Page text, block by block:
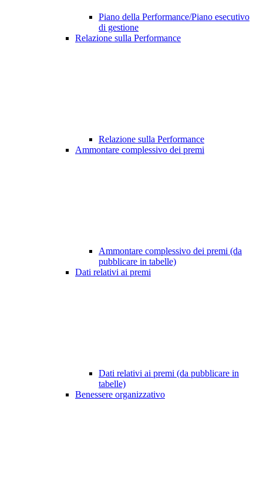
Piano della Performance/Piano esecutivo
di gestione
Relazione sulla Performance
Relazione sulla Performance
Ammontare complessivo dei premi
Ammontare complessivo dei premi (da
pubblicare in tabelle)
Dati relativi ai premi
Dati relativi ai premi (da pubblicare in
tabelle)
Benessere organizzativo